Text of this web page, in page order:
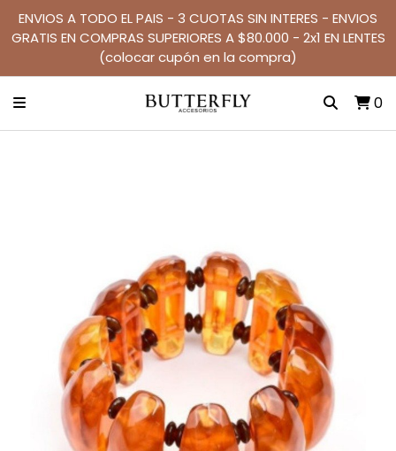
ENVIOS A TODO EL PAIS - 3 CUOTAS SIN INTERES - ENVIOS
GRATIS EN COMPRAS SUPERIORES A $80.000 - 2x1 EN LENTES
(colocar cupón en la compra)
0